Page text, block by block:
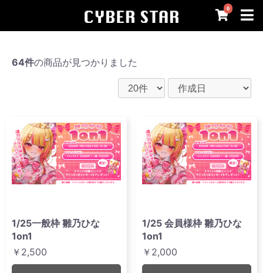
0
64件の商品が見つかりました
1/25一般枠 雛乃ひな
1on1
￥2,500
1/25 会員様枠 雛乃ひな
1on1
￥2,000